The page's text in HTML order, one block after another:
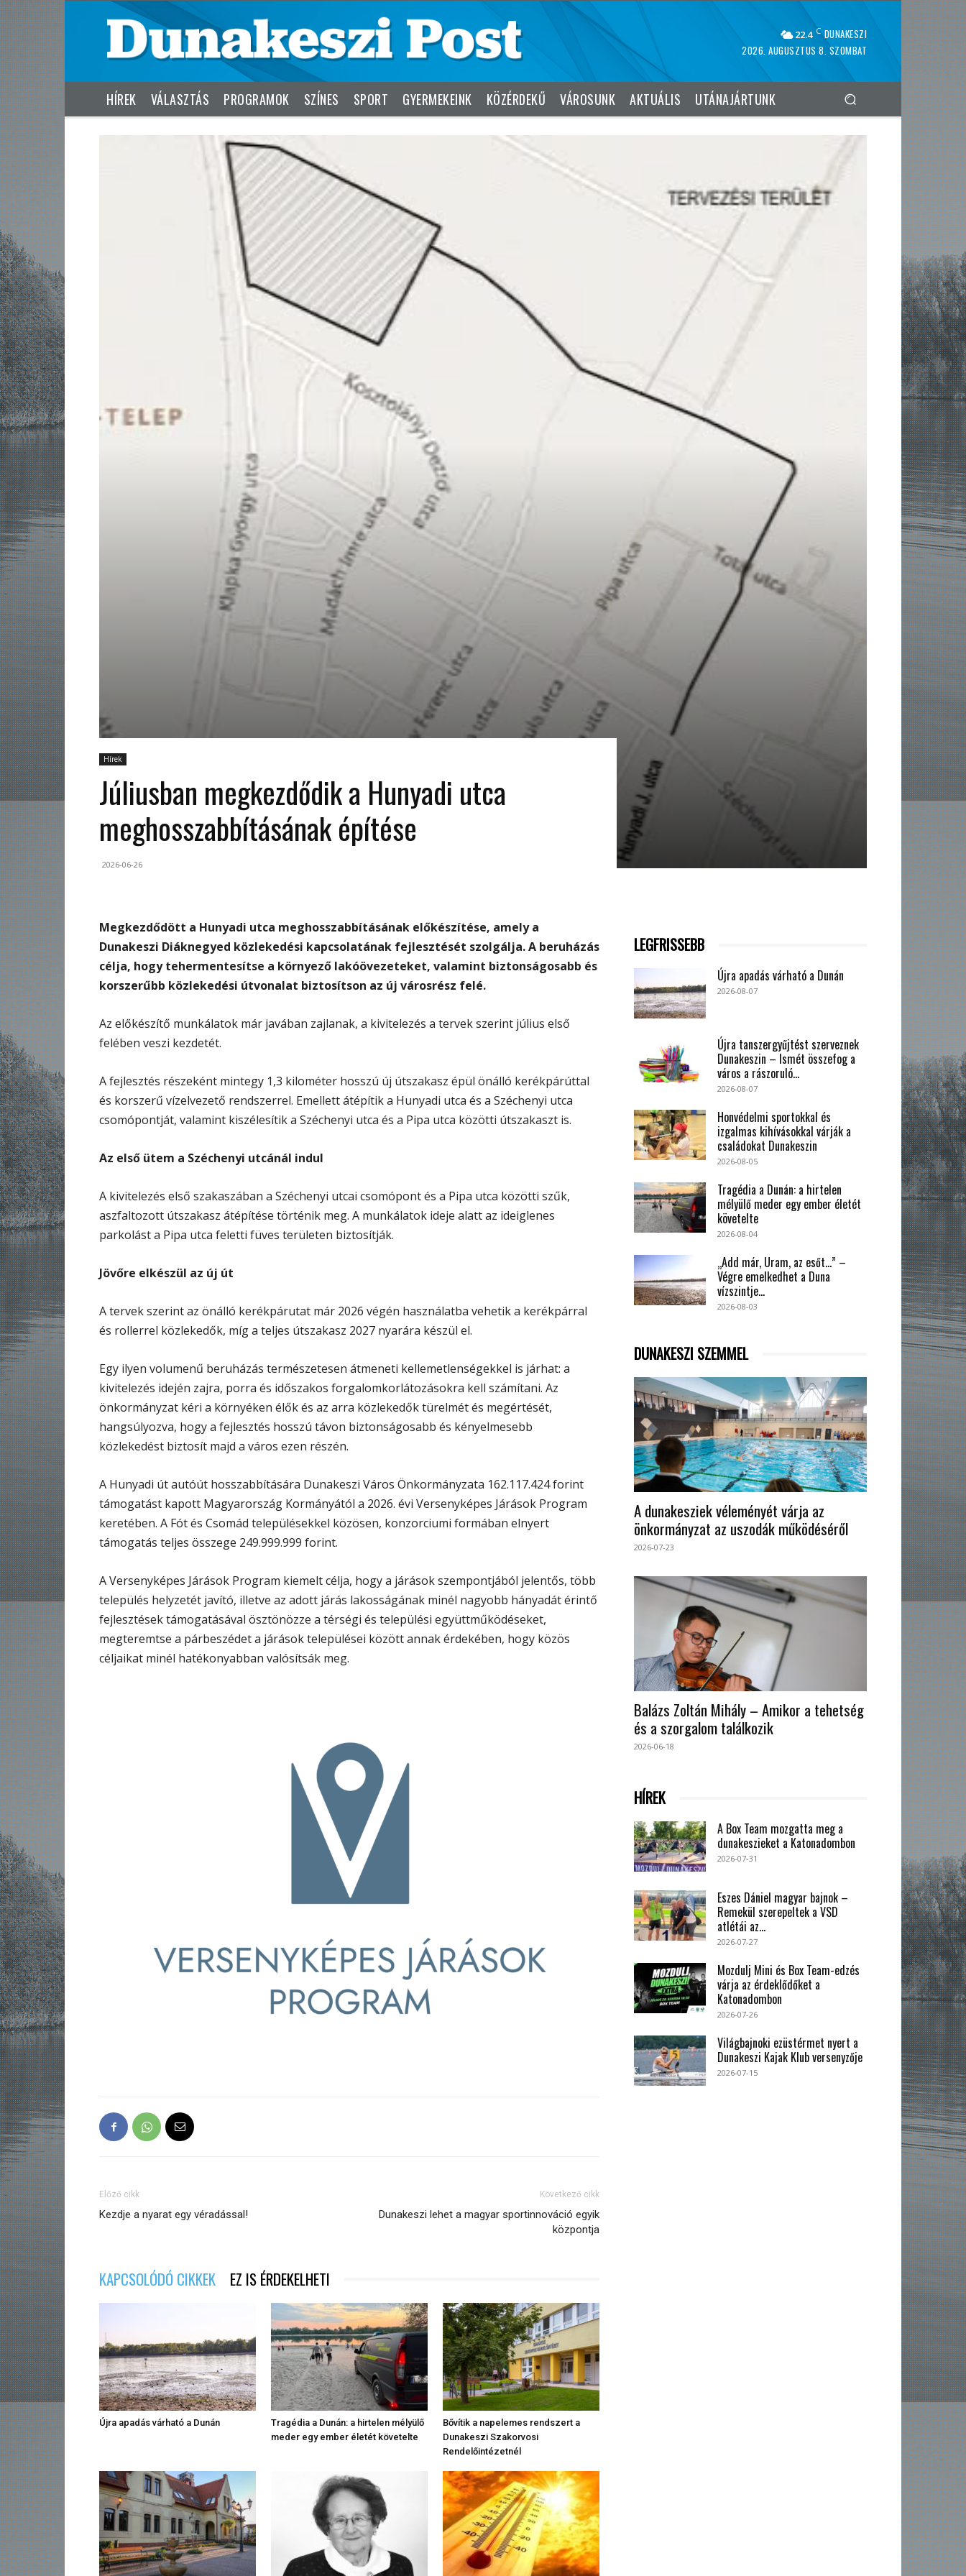
22.4 C DUNAKESZI
2026. AUGUSZTUS 8. SZOMBAT
HÍREK VÁLASZTÁS PROGRAMOK SZÍNES SPORT GYERMEKEINK KÖZÉRDEKŰ VÁROSUNK AKTUÁLIS UTÁNAJÁRTUNK
Hírek
Júliusban megkezdődik a Hunyadi utca
meghosszabbításának építése
2026-06-26
Megkezdődött a Hunyadi utca meghosszabbításának előkészítése, amely a
Dunakeszi Diáknegyed közlekedési kapcsolatának fejlesztését szolgálja. A beruházás
célja, hogy tehermentesítse a környező lakóövezeteket, valamint biztonságosabb és
korszerűbb közlekedési útvonalat biztosítson az új városrész felé.
Az előkészítő munkálatok már javában zajlanak, a kivitelezés a tervek szerint július első
felében veszi kezdetét.
A fejlesztés részeként mintegy 1,3 kilométer hosszú új útszakasz épül önálló kerékpárúttal
és korszerű vízelvezető rendszerrel. Emellett átépítik a Hunyadi utca és a Széchenyi utca
csomópontját, valamint kiszélesítik a Széchenyi utca és a Pipa utca közötti útszakaszt is.
Az első ütem a Széchenyi utcánál indul
A kivitelezés első szakaszában a Széchenyi utcai csomópont és a Pipa utca közötti szűk,
aszfaltozott útszakasz átépítése történik meg. A munkálatok ideje alatt az ideiglenes
parkolást a Pipa utca feletti füves területen biztosítják.
Jövőre elkészül az új út
A tervek szerint az önálló kerékpárutat már 2026 végén használatba vehetik a kerékpárral
és rollerrel közlekedők, míg a teljes útszakasz 2027 nyarára készül el.
Egy ilyen volumenű beruházás természetesen átmeneti kellemetlenségekkel is járhat: a
kivitelezés idején zajra, porra és időszakos forgalomkorlátozásokra kell számítani. Az
önkormányzat kéri a környéken élők és az arra közlekedők türelmét és megértését,
hangsúlyozva, hogy a fejlesztés hosszú távon biztonságosabb és kényelmesebb
közlekedést biztosít majd a város ezen részén.
A Hunyadi út autóút hosszabbítására Dunakeszi Város Önkormányzata 162.117.424 forint
támogatást kapott Magyarország Kormányától a 2026. évi Versenyképes Járások Program
keretében. A Fót és Csomád településekkel közösen, konzorciumi formában elnyert
támogatás teljes összege 249.999.999 forint.
A Versenyképes Járások Program kiemelt célja, hogy a járások szempontjából jelentős, több
település helyzetét javító, illetve az adott járás lakosságának minél nagyobb hányadát érintő
fejlesztések támogatásával ösztönözze a térségi és települési együttműködéseket,
megteremtse a párbeszédet a járások települései között annak érdekében, hogy közös
céljaikat minél hatékonyabban valósítsák meg.
Előző cikk
Kezdje a nyarat egy véradással!
Következő cikk
Dunakeszi lehet a magyar sportinnováció egyik
központja
KAPCSOLÓDÓ CIKKEK EZ IS ÉRDEKELHETI
Újra apadás várható a Dunán
Tragédia a Dunán: a hirtelen mélyülő
meder egy ember életét követelte
Bővítik a napelemes rendszert a
Dunakeszi Szakorvosi
Rendelőintézetnél
LEGFRISSEBB
Újra apadás várható a Dunán
2026-08-07
Újra tanszergyűjtést szerveznek
Dunakeszin – Ismét összefog a
város a rászoruló...
2026-08-07
Honvédelmi sportokkal és
izgalmas kihívásokkal várják a
családokat Dunakeszin
2026-08-05
Tragédia a Dunán: a hirtelen
mélyülő meder egy ember életét
követelte
2026-08-04
„Add már, Uram, az esőt…” –
Végre emelkedhet a Duna
vízszintje...
2026-08-03
DUNAKESZI SZEMMEL
A dunakesziek véleményét várja az
önkormányzat az uszodák működéséről
2026-07-23
Balázs Zoltán Mihály – Amikor a tehetség
és a szorgalom találkozik
2026-06-18
HÍREK
A Box Team mozgatta meg a
dunakeszieket a Katonadombon
2026-07-31
Eszes Dániel magyar bajnok –
Remekül szerepeltek a VSD
atlétái az...
2026-07-27
Mozdulj Mini és Box Team-edzés
várja az érdeklődőket a
Katonadombon
2026-07-26
Világbajnoki ezüstérmet nyert a
Dunakeszi Kajak Klub versenyzője
2026-07-15